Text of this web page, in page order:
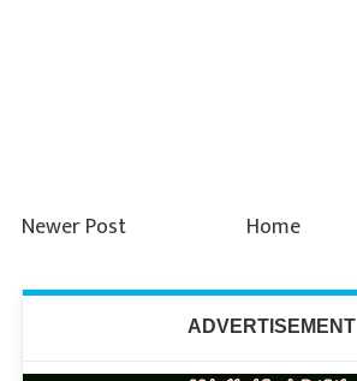
Newer Post Home
ADVERTISEMENT